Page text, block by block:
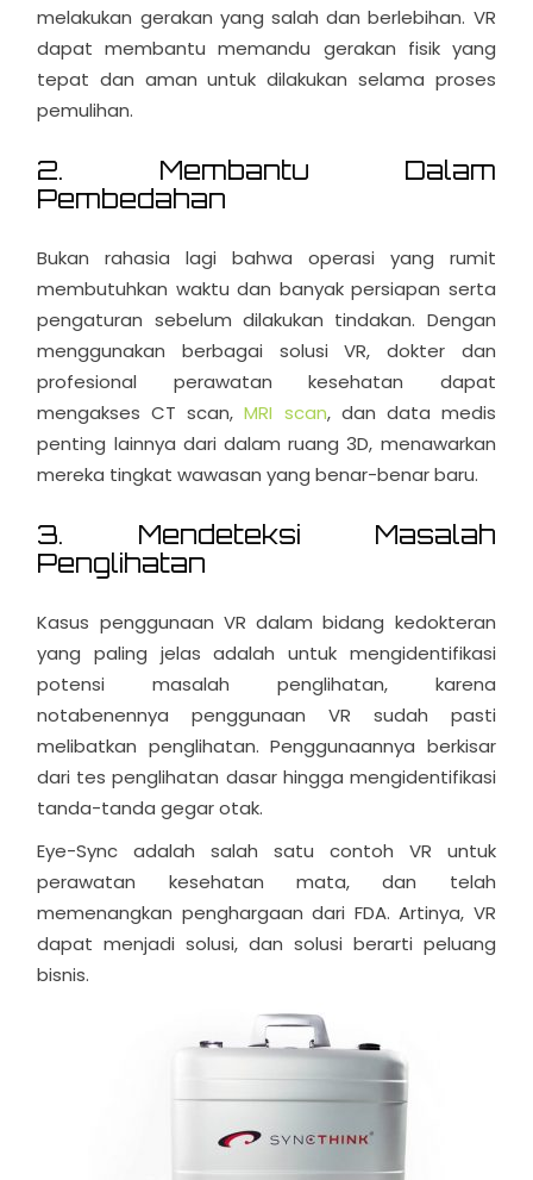
melakukan gerakan yang salah dan berlebihan. VR
dapat membantu memandu gerakan fisik yang
tepat dan aman untuk dilakukan selama proses
pemulihan.
2. Membantu Dalam
Pembedahan
Bukan rahasia lagi bahwa operasi yang rumit
membutuhkan waktu dan banyak persiapan serta
pengaturan sebelum dilakukan tindakan. Dengan
menggunakan berbagai solusi VR, dokter dan
profesional perawatan kesehatan dapat
mengakses CT scan,MRI scan, dan data medis
penting lainnya dari dalam ruang 3D, menawarkan
mereka tingkat wawasan yang benar-benar baru.
3. Mendeteksi Masalah
Penglihatan
Kasus penggunaan VR dalam bidang kedokteran
yang paling jelas adalah untuk mengidentifikasi
potensi masalah penglihatan, karena
notabenennya penggunaan VR sudah pasti
melibatkan penglihatan. Penggunaannya berkisar
dari tes penglihatan dasar hingga mengidentifikasi
tanda-tanda gegar otak.
Eye-Sync adalah salah satu contoh VR untuk
perawatan kesehatan mata, dan telah
memenangkan penghargaan dari FDA. Artinya, VR
dapat menjadi solusi, dan solusi berarti peluang
bisnis.